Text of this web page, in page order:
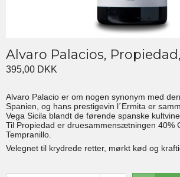
Alvaro Palacios,
395,00 DKK
Alvaro Palacio er om nogen synonym med
Spanien, og hans prestigevin l´Ermita er
Vega Sicila blandt de førende spanske kultvine.
Til Propiedad er druesammensætningen 40%
Tempranillo.
Velegnet til krydrede retter, mørkt kød og